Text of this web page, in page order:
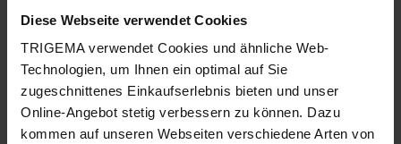
Diese Webseite verwendet Cookies
TRIGEMA verwendet Cookies und ähnliche Web-
Technologien, um Ihnen ein optimal auf Sie
zugeschnittenes Einkaufserlebnis bieten und unser
Online-Angebot stetig verbessern zu können. Dazu
kommen auf unseren Webseiten verschiedene Arten von